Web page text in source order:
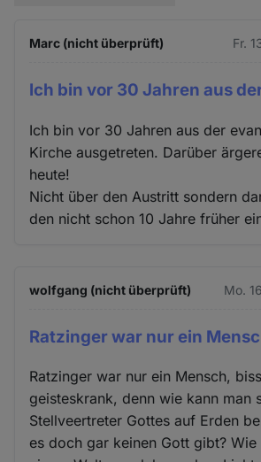
Marc (nicht überprüft) Fr.
Ich bin vor 30 Jahren aus
Ich bin vor 30 Jahren aus der
Kirche ausgetreten. Darüber
heute!
Nicht über den Austritt sondern
den nicht schon 10 Jahre früher
wolfgang (nicht überprüft) Mo.
Ratzinger war nur ein
Ratzinger war nur ein Mensch,
geisteskrank, denn wie kann man
Stellveertreter Gottes auf Erden
es doch gar keinen Gott gibt? Wie